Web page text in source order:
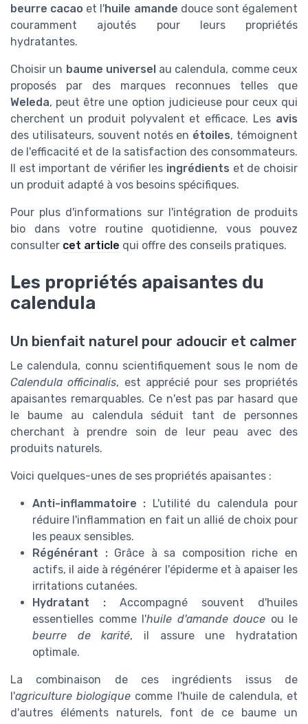
beurre cacao et l'huile amande douce sont également
couramment ajoutés pour leurs propriétés
hydratantes.
Choisir un baume universelau calendula, comme ceux
proposés par des marques reconnues telles que
Weleda, peut être une option judicieuse pour ceux qui
cherchent un produit polyvalent et efficace. Les avis
des utilisateurs, souvent notés en étoiles, témoignent
de l'efficacité et de la satisfaction des consommateurs.
Il est important de vérifier les ingrédients et de choisir
un produit adapté à vos besoins spécifiques.
Pour plus d'informations sur l'intégration de produits
bio dans votre routine quotidienne, vous pouvez
consulter cet article qui offre des conseils pratiques.
Les propriétés apaisantes du
calendula
Un bienfait naturel pour adoucir et calmer
Le calendula, connu scientifiquement sous le nom de
Calendula officinalis, est apprécié pour ses propriétés
apaisantes remarquables. Ce n'est pas par hasard que
le baume au calendula séduit tant de personnes
cherchant à prendre soin de leur peau avec des
produits naturels.
Voici quelques-unes de ses propriétés apaisantes :
Anti-inflammatoire : L'utilité du calendula pour
réduire l'inflammation en fait un allié de choix pour
les peaux sensibles.
Régénérant :Grâce à sa composition riche en
actifs, il aide à régénérer l'épiderme et à apaiser les
irritations cutanées.
Hydratant : Accompagné souvent d'huiles
essentielles comme l'huile d'amande douce ou le
beurre de karité, il assure une hydratation
optimale.
La combinaison de ces ingrédients issus de
l'agriculture biologique comme l'huile de calendula, et
d'autres éléments naturels, font de ce baume un